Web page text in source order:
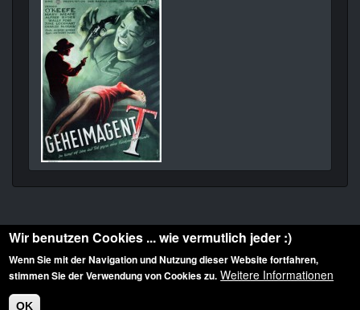
Diese Website ist urheberrechtlich geschützt: © 2010-2026 der Film Noir de. Alle
Rechte vorbehalten.
Wir benutzen Cookies ... wie vermutlich jeder :)
Wenn Sie mit der Navigation und Nutzung dieser Website fortfahren,
stimmen Sie der Verwendung von Cookies zu. Weitere Informationen
OK